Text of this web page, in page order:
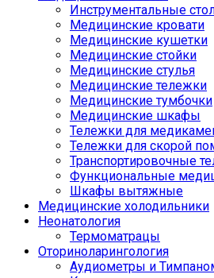
Инструментальные
Медицинские кровати
Медицинские кушетки
Медицинские стойки
Медицинские стулья
Медицинские тележки
Медицинские тумбочки
Медицинские шкафы
Тележки для
Тележки для скорой
Транспортировочные
Функциональные
Шкафы вытяжные
Медицинские холодильники
Неонатология
Термоматрацы
Оториноларингология
Аудиометры и